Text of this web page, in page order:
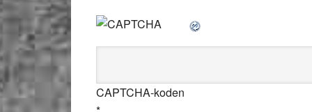
CAPTCHA-koden